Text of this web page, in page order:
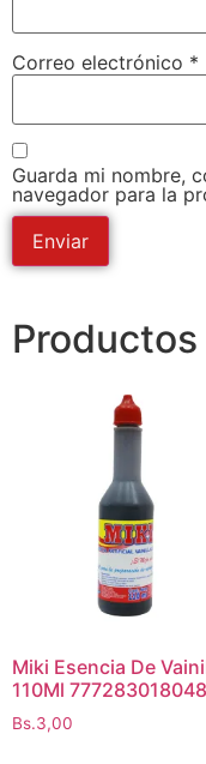
Correo electrónico *
Guarda mi nombre,
navegador para la
Miki Esencia De
110Ml
Bs.3,00